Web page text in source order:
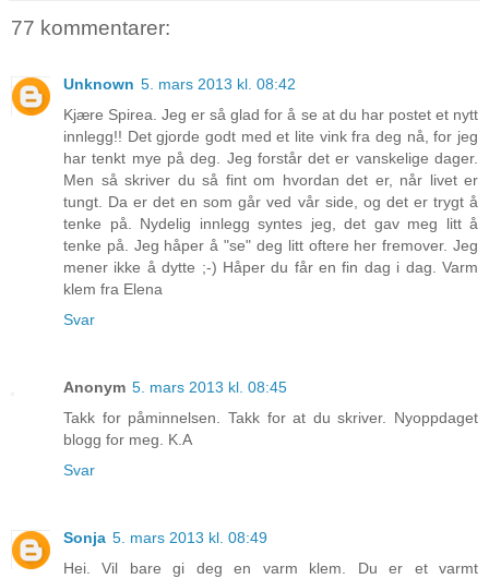
77 kommentarer:
Unknown 5. mars 2013 kl. 08:42
Kjære Spirea. Jeg er så glad for å se at du har postet et nytt
innlegg!! Det gjorde godt med et lite vink fra deg nå, for jeg
har tenkt mye på deg. Jeg forstår det er vanskelige dager.
Men så skriver du så fint om hvordan det er, når livet er
tungt. Da er det en som går ved vår side, og det er trygt å
tenke på. Nydelig innlegg syntes jeg, det gav meg litt å
tenke på. Jeg håper å "se" deg litt oftere her fremover. Jeg
mener ikke å dytte ;-) Håper du får en fin dag i dag. Varm
klem fra Elena
Svar
Anonym 5. mars 2013 kl. 08:45
Takk for påminnelsen. Takk for at du skriver. Nyoppdaget
blogg for meg. K.A
Svar
Sonja 5. mars 2013 kl. 08:49
Hei. Vil bare gi deg en varm klem. Du er et varmt